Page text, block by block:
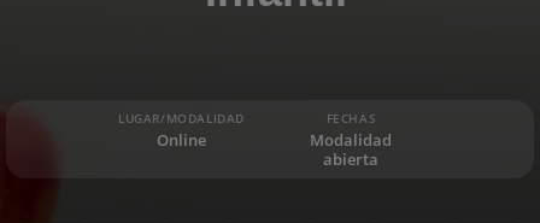
LUGAR/MODALIDAD
Online
FECHAS
Modalidad
abierta